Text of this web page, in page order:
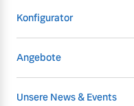
Konfigurator
Angebote
Unsere News & Events